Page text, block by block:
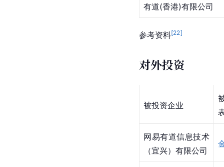
有道(香港)有限公司
参考资料[22]
对外投资
被投资企业
网易有道信息技术
（宜兴）有限公司